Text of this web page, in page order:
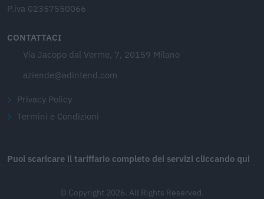
P.iva 02357550066
CONTATTACI
Via Jacopo dal Verme, 7, 20159 Milano
aziende@adintend.com
Privacy Policy
Termini e Condizioni
Puoi scaricare il tariffario completo dei servizi cliccando qui
© Copyright 2026. All Rights Reserved.